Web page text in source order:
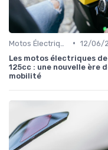
• 12/06/
Les motos électriques de
125cc : une nouvelle ère
mobilité